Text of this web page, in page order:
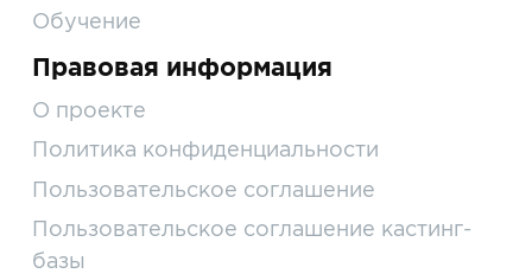
Обучение
Правовая информация
О проекте
Политика конфиденциальности
Пользовательское соглашение
Пользовательское соглашение кастинг-
базы